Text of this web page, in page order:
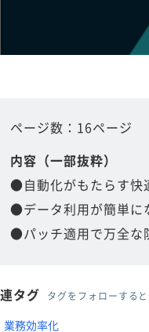
ページ数：16ページ
内容（一部抜粋）
●自動化がもたらす快
●データ利用が簡単に
●パッチ適用で万全な
タグ タグをフォローする
業務効率化